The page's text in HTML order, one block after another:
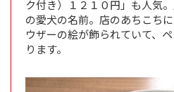
ク付き）１２１０円」も人気
の愛犬の名前。店のあちこち
ウザーの絵が飾られていて、
ります。